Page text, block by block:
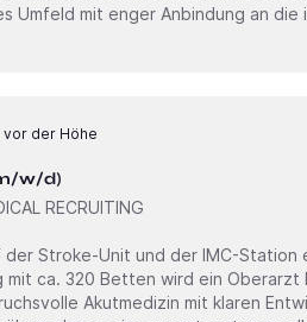
Umfeld mit enger Anbindung an die
vor der Höhe
w/d)
RECRUITING
Stroke-Unit und der IMC-Station
wird ein Oberarzt Neurologie (m/w/d)
Akutmedizin mit klaren